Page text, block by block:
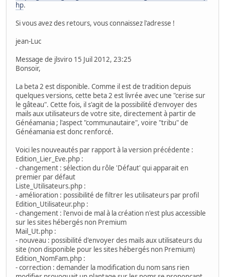
hp.
Si vous avez des retours, vous connaissez l'adresse !
jean-Luc
Message de jlsviro 15 Juil 2012, 23:25
Bonsoir,
La beta 2 est disponible. Comme il est de tradition depuis
quelques versions, cette beta 2 est livrée avec une "cerise sur
le gâteau". Cette fois, il s'agit de la possibilité d'envoyer des
mails aux utilisateurs de votre site, directement à partir de
Généamania ; l'aspect "communautaire", voire "tribu" de
Généamania est donc renforcé.
Voici les nouveautés par rapport à la version précédente :
Edition_Lier_Eve.php :
- changement : sélection du rôle 'Défaut' qui apparait en
premier par défaut
Liste_Utilisateurs.php :
- amélioration : possibilité de filtrer les utilisateurs par profil
Edition_Utilisateur.php :
- changement : l'envoi de mal à la création n'est plus accessible
sur les sites hébergés non Premium
Mail_Ut.php :
- nouveau : possibilité d'envoyer des mails aux utilisateurs du
site (non disponible pour les sites hébergés non Premium)
Edition_NomFam.php :
- correction : demander la modification du nom sans rien